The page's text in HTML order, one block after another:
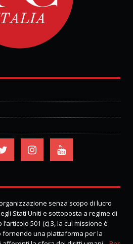
senza scopo di lucro
Stati Uniti e sottoposta a regime di
501 (c) 3, la cui missione è
fornendo una piattaforma per la